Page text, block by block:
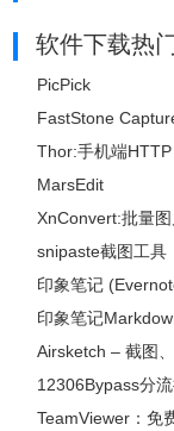
软件下载热
PicPick
FastStone
Thor:手机端
MarsEdit
XnConvert:批量
snipaste截图工具
印象笔记
印象笔记
Airsketch – 截图
12306Bypass分
TeamViewer：免